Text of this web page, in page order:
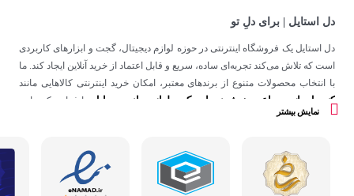
دل استایل | برای دلِ تو
دل استایل یک فروشگاه اینترنتی در حوزه لوازم دیجیتال، گجت و ابزارهای کاربردی
است که تلاش می‌کند تجربه‌ای ساده، سریع و قابل اعتماد از خرید آنلاین ایجاد کند. ما
با انتخاب محصولات متنوع از برندهای معتبر، امکان خرید اینترنتی کالاهایی مانند
کنسول بازی ساعت هوشمند اسپیکر ولوازم جانبی موبایل
را فراهم کرده‌ایم.
در دل استایل، تمرکز ما فقط روی فروش نیست؛ هدف ساختن تجربه‌ای است که
نمایش بیشتر